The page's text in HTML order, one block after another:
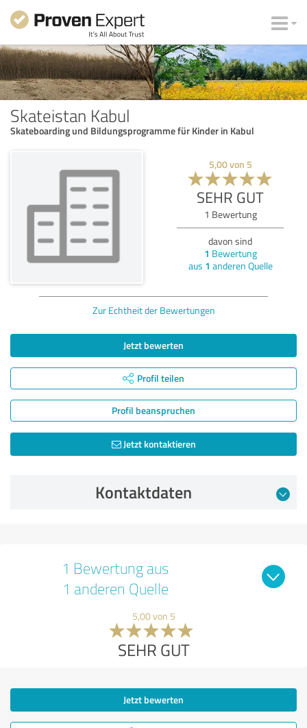
Skateistan Kabul
Skateboarding und Bildungsprogramme für Kinder in Kabul
5,00von 5
SEHR GUT
1 Bewertung
davon sind
1 Bewertung
aus 1 anderen Quelle
Zur Echtheit der Bewertungen
Jetzt bewerten
Profil teilen
Profil beanspruchen
Jetzt kontaktieren
Kontaktdaten
1 Bewertung aus
1 anderen Quelle
5,00 von 5
SEHR GUT
Jetzt bewerten